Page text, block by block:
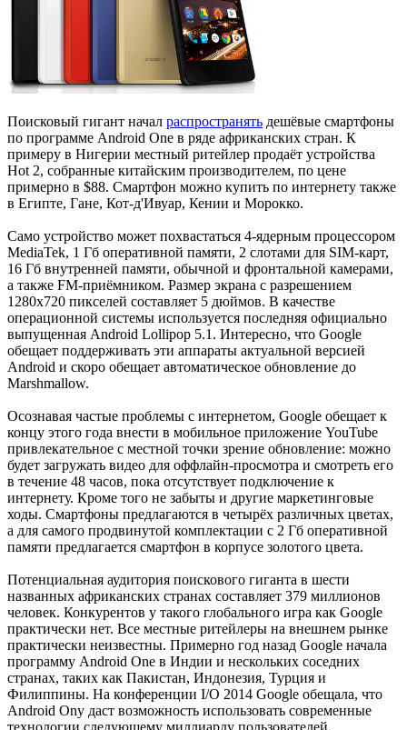
Поисковый гигант начал распространять дешёвые смартфоны
по программе Android One в ряде африканских стран. К
примеру в Нигерии местный ритейлер продаёт устройства
Hot 2, собранные китайским производителем, по цене
примерно в $88. Смартфон можно купить по интернету также
в Египте, Гане, Кот-д'Ивуар, Кении и Морокко.
Само устройство может похвастаться 4-ядерным процессором
MediaTek, 1 Гб оперативной памяти, 2 слотами для SIM-карт,
16 Гб внутренней памяти, обычной и фронтальной камерами,
а также FM-приёмником. Размер экрана с разрешением
1280x720 пикселей составляет 5 дюймов. В качестве
операционной системы используется последняя официально
выпущенная Android Lollipop 5.1. Интересно, что Google
обещает поддерживать эти аппараты актуальной версией
Android и скоро обещает автоматическое обновление до
Marshmallow.
Осознавая частые проблемы с интернетом, Google обещает к
концу этого года внести в мобильное приложение YouTube
привлекательное с местной точки зрение обновление: можно
будет загружать видео для оффлайн-просмотра и смотреть его
в течение 48 часов, пока отсутствует подключение к
интернету. Кроме того не забыты и другие маркетинговые
ходы. Смартфоны предлагаются в четырёх различных цветах,
а для самого продвинутой комплектации с 2 Гб оперативной
памяти предлагается смартфон в корпусе золотого цвета.
Потенциальная аудитория поискового гиганта в шести
названных африканских странах составляет 379 миллионов
человек. Конкурентов у такого глобального игра как Google
практически нет. Все местные ритейлеры на внешнем рынке
практически неизвестны. Примерно год назад Google начала
программу Android One в Индии и нескольких соседних
странах, таких как Пакистан, Индонезия, Турция и
Филиппины. На конференции I/O 2014 Google обещала, что
Android Onу даст возможность использовать современные
технологии следующему миллиарду пользователей.